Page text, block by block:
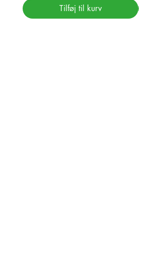
Tilføj til kurv